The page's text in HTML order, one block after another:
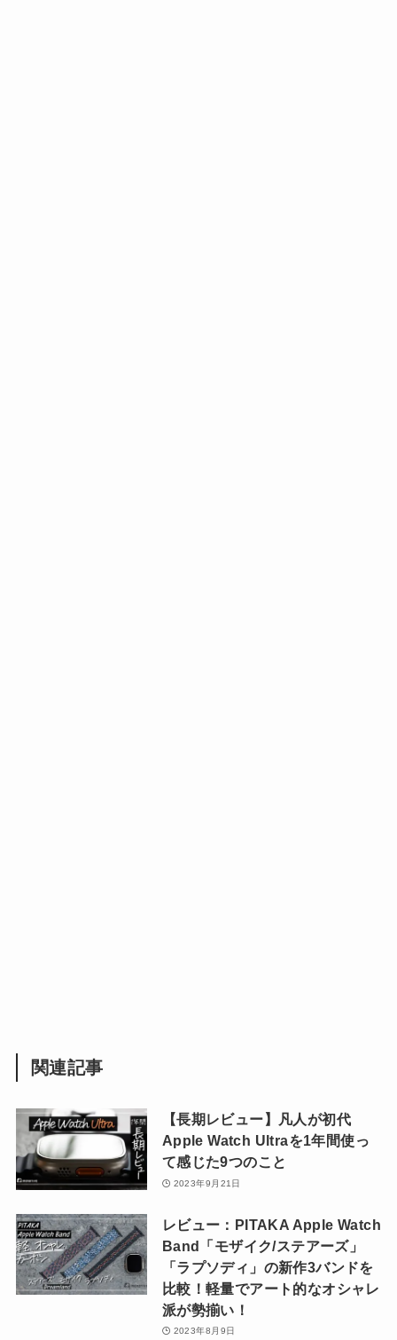
関連記事
【長期レビュー】凡人が初代
Apple Watch Ultraを1年間使っ
て感じた9つのこと
2023年9月21日
レビュー：PITAKA Apple Watch
Band「モザイク/ステアーズ」
「ラプソディ」の新作3バンドを
比較！軽量でアート的なオシャレ
派が勢揃い！
2023年8月9日